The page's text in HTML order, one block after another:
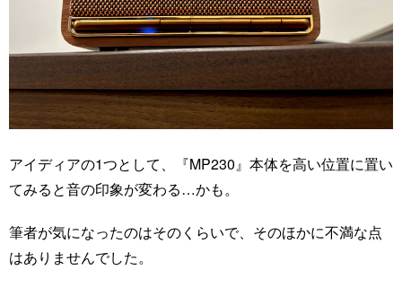
アイディアの1つとして、『MP230』本体を高い位置に置い
てみると音の印象が変わる…かも。
筆者が気になったのはそのくらいで、そのほかに不満な点
はありませんでした。